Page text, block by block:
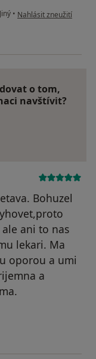
Jiný • podle názoru uživatele
Nahlásit zneužití
o tom,
navštívit?
Bohuzel
ani to nas
lekari. Ma
oporou a umi
a
odstraněn